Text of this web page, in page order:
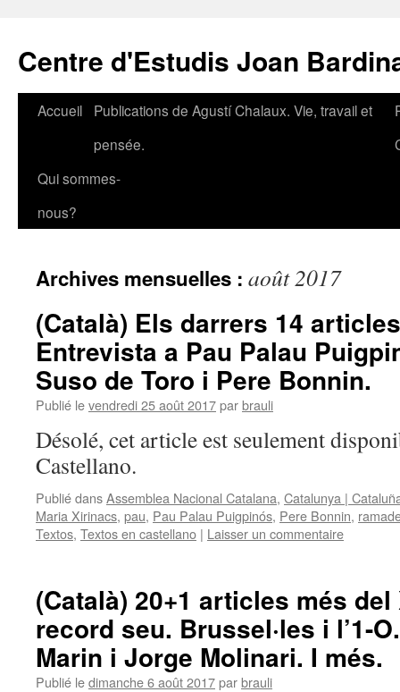
contenu
Centre d'Estudis Joan
Accueil
Publications de Agustí Chalaux. Vie, travail et
pensée.
Qui sommes-
nous?
Archives mensuelles : août 2017
(Català) Els darrers 14
Entrevista a Pau Palau
Suso de Toro i Pere Bonnin.
Publié levendredi 25 août 2017parbrauli
Désolé, cet article est seulement
Castellano.
Publié dansAssemblea Nacional Catalana, Catalunya |
Maria Xirinacs, pau, Pau Palau Puigpinós, Pere Bonnin,
Textos, Textos en castellano | Laisser un commentaire
(Català) 20+1 articles més
record seu. Brussel·les i l’1-
Marin i Jorge Molinari. I més.
Publié ledimanche 6 août 2017parbrauli